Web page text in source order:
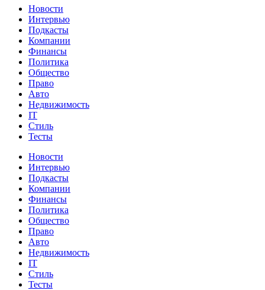
Новости
Интервью
Подкасты
Компании
Финансы
Политика
Общество
Право
Авто
Недвижимость
IT
Стиль
Тесты
Новости
Интервью
Подкасты
Компании
Финансы
Политика
Общество
Право
Авто
Недвижимость
IT
Стиль
Тесты